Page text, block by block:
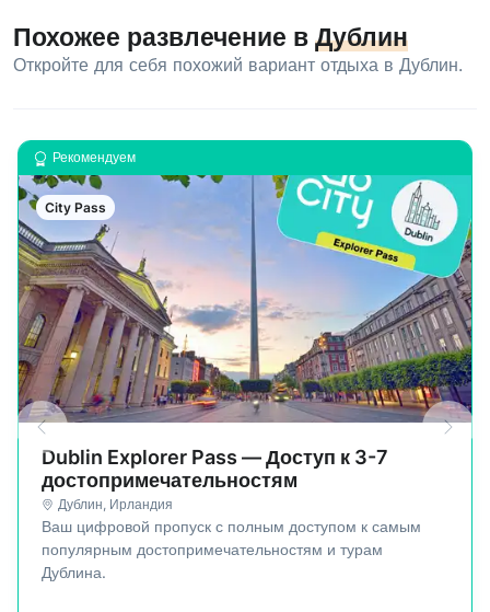
Похожее развлечение в Дублин
Откройте для себя похожий вариант отдыха в Дублин.
Рекомендуем
City Pass
Dublin Explorer Pass — Доступ к 3-7
достопримечательностям
Дублин, Ирландия
Ваш цифровой пропуск с полным доступом к самым
популярным достопримечательностям и турам
Дублина.